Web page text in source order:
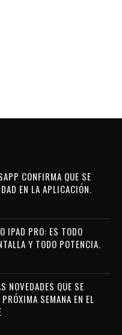
CONFIRMA QUE SE
EN LA APLICACIÓN.
IPAD PRO: ES TODO
Y TODO POTENCIA.
NOVEDADES QUE SE
SEMANA EN EL